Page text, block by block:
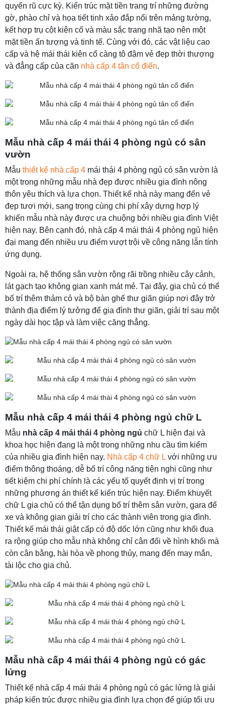
quyến rũ cực kỳ. Kiến trúc mặt tiền trang trí những đường
gờ, phào chỉ và họa tiết tinh xảo đắp nổi trên mảng tường,
kết hợp trụ cột kiên cố và màu sắc trang nhã tạo nên một
mặt tiền ấn tượng và tinh tế. Cùng với đó, các vật liệu cao
cấp và hệ mái thái kiên cố càng tô đậm vẻ đẹp thời thượng
và đẳng cấp của căn nhà cấp 4 tân cổ điển.
Mẫu nhà cấp 4 mái thái 4 phòng ngủ có sân
vườn
Mẫu thiết kế nhà cấp 4 mái thái 4 phòng ngủ có sân vườn là
một trong những mẫu nhà đẹp được nhiều gia đình nông
thôn yêu thích và lựa chọn. Thiết kế nhà này mang đến vẻ
đẹp tươi mới, sang trọng cùng chi phí xây dựng hợp lý
khiến mẫu nhà này được ưa chuộng bởi nhiều gia đình Việt
hiện nay. Bên cạnh đó, nhà cấp 4 mái thái 4 phòng ngủ hiện
đại mang đến nhiều ưu điểm vượt trội về công năng lẫn tính
ứng dụng.
Ngoài ra, hệ thống sân vườn rộng rãi trồng nhiều cây cảnh,
lát gạch tạo không gian xanh mát mẻ. Tại đây, gia chủ có thể
bố trí thêm thảm cỏ và bộ bàn ghế thư giãn giúp nơi đây trở
thành địa điểm lý tưởng để gia đình thư giãn, giải trí sau một
ngày dài học tập và làm việc căng thẳng.
Mẫu nhà cấp 4 mái thái 4 phòng ngủ chữ L
Mẫu nhà cấp 4 mái thái 4 phòng ngủ chữ L hiện đại và
khoa học hiện đang là một trong những nhu cầu tìm kiếm
của nhiều gia đình hiện nay. Nhà cấp 4 chữ L với những ưu
điểm thông thoáng, dễ bố trí công năng tiện nghi cũng như
tiết kiệm chi phí chính là các yếu tố quyết định vị trí trong
những phương án thiết kế kiến trúc hiện nay. Điểm khuyết
chữ L gia chủ có thể tận dụng bố trí thêm sân vườn, gara để
xe và không gian giải trí cho các thành viên trong gia đình.
Thiết kế mái thái giật cấp có độ dốc lớn cũng như khối đua
ra rộng giúp cho mẫu nhà không chỉ cân đối về hình khối mà
còn cân bằng, hài hòa về phong thủy, mang đến may mắn,
tài lộc cho gia chủ.
Mẫu nhà cấp 4 mái thái 4 phòng ngủ có gác
lửng
Thiết kế nhà cấp 4 mái thái 4 phòng ngủ có gác lửng là giải
pháp kiến trúc được nhiều gia đình lựa chọn để giúp tối ưu